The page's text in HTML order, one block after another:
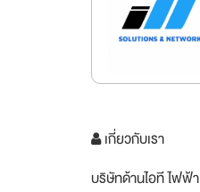
เกี่ยวกับเรา
บริษัทด้านไอที ไฟฟ้า